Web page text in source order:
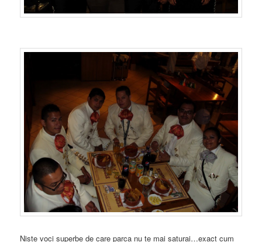
Niste voci superbe de care parca nu te mai saturai…exact cum